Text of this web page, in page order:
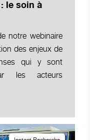
le soin à
notre webinaire
des enjeux de
qui y sont
les acteurs